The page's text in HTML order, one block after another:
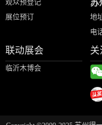
观众预登记
展位预订
苏
地
电
联动展会
临沂木博会
关